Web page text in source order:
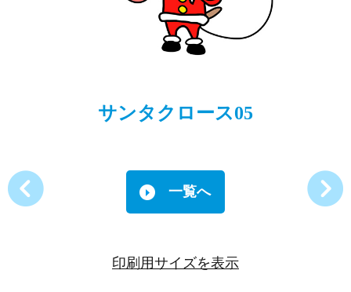
サンタクロース05
一覧へ
印刷用サイズを表示